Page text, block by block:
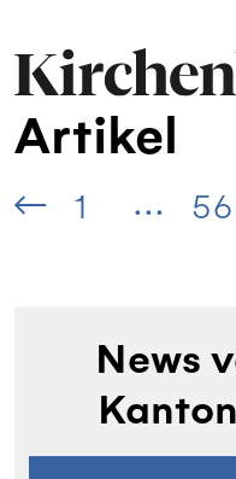
Artikel
1 ...
News